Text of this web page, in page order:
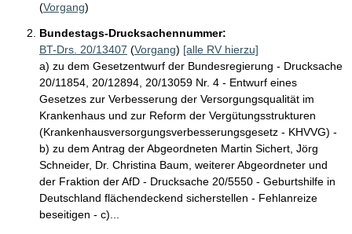
(Vorgang)
Bundestags-Drucksachennummer:
BT-Drs. 20/13407 (Vorgang) [alle RV hierzu]
a) zu dem Gesetzentwurf der Bundesregierung - Drucksache
20/11854, 20/12894, 20/13059 Nr. 4 - Entwurf eines
Gesetzes zur Verbesserung der Versorgungsqualität im
Krankenhaus und zur Reform der Vergütungsstrukturen
(Krankenhausversorgungsverbesserungsgesetz - KHVVG) -
b) zu dem Antrag der Abgeordneten Martin Sichert, Jörg
Schneider, Dr. Christina Baum, weiterer Abgeordneter und
der Fraktion der AfD - Drucksache 20/5550 - Geburtshilfe in
Deutschland flächendeckend sicherstellen - Fehlanreize
beseitigen - c)...